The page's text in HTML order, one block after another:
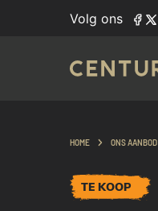
Volg ons
HOME ONS AANBOD
TE KOOP